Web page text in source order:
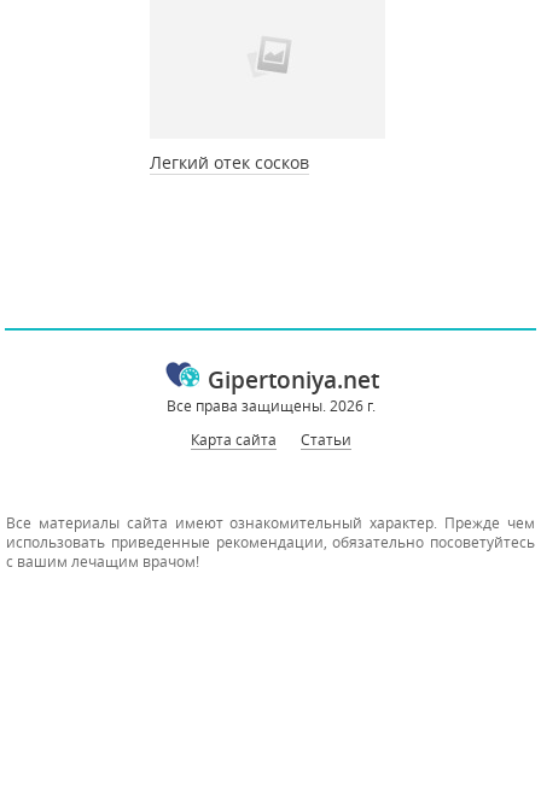
Легкий отек сосков
Gipertoniya.net
Все права защищены. 2026 г.
Карта сайта
Статьи
Все материалы сайта имеют ознакомительный характер. Прежде чем
использовать приведенные рекомендации, обязательно посоветуйтесь
с вашим лечащим врачом!